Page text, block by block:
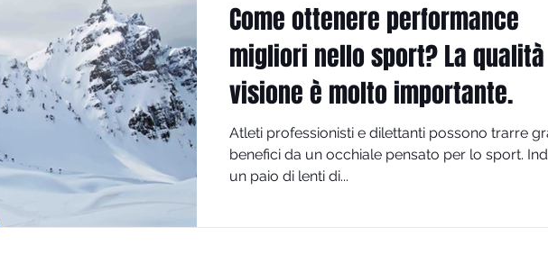
Come ottenere performance
migliori nello sport? La
visione è molto importante.
Atleti professionisti e dilettanti possono trarre
benefici da un occhiale pensato per lo sport.
un paio di lenti di...